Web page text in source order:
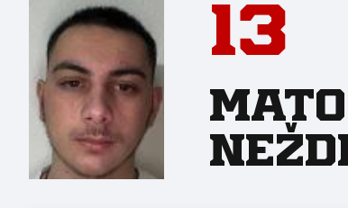
13
Mato